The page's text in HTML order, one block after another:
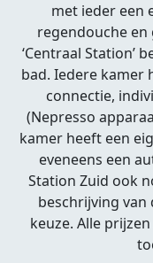
met ieder een
regendouche
‘Centraal Station’
bad. Iedere kamer
connectie,
(Nepresso
kamer heeft een
eveneens een
Station Zuid ook
beschrijving van
keuze. Alle